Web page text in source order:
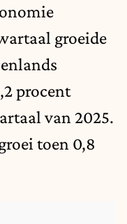
groeide
procent
van 2025.
toen 0,8